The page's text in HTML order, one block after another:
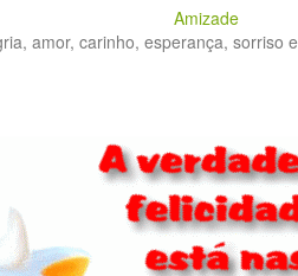
Amizade
amor, carinho, esperança, sorriso